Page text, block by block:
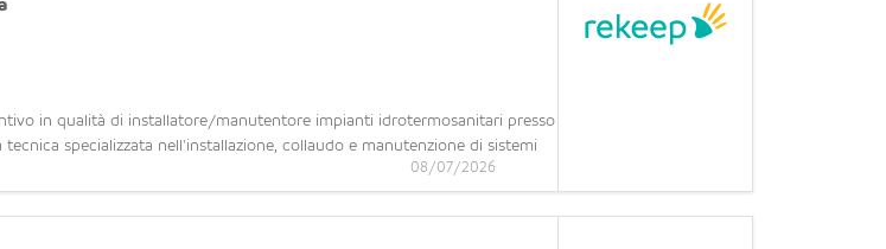
in qualità di installatore/manutentore impianti idrotermosanitari presso
specializzata nell'installazione, collaudo e manutenzione di sistemi
08/07/2026